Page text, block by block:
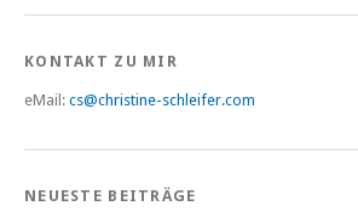
KONTAKT ZU MIR
eMail: cs@christine-schleifer.com
NEUESTE BEITRÄGE